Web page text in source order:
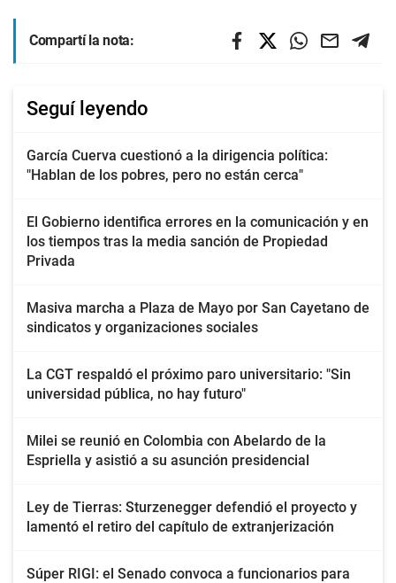
Compartí la nota:
Seguí leyendo
García Cuerva cuestionó a la dirigencia política:
"Hablan de los pobres, pero no están cerca"
El Gobierno identifica errores en la comunicación y en
los tiempos tras la media sanción de Propiedad
Privada
Masiva marcha a Plaza de Mayo por San Cayetano de
sindicatos y organizaciones sociales
La CGT respaldó el próximo paro universitario: "Sin
universidad pública, no hay futuro"
Milei se reunió en Colombia con Abelardo de la
Espriella y asistió a su asunción presidencial
Ley de Tierras: Sturzenegger defendió el proyecto y
lamentó el retiro del capítulo de extranjerización
Súper RIGI: el Senado convoca a funcionarios para